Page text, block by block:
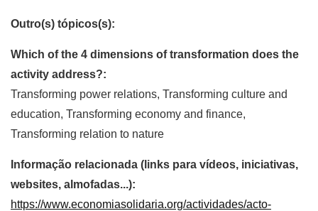
Outro(s) tópicos(s):
Which of the 4 dimensions of transformation does the
activity address?:
Transforming power relations, Transforming culture and
education, Transforming economy and finance,
Transforming relation to nature
Informação relacionada (links para vídeos, iniciativas,
websites, almofadas...):
https://www.economiasolidaria.org/actividades/acto-